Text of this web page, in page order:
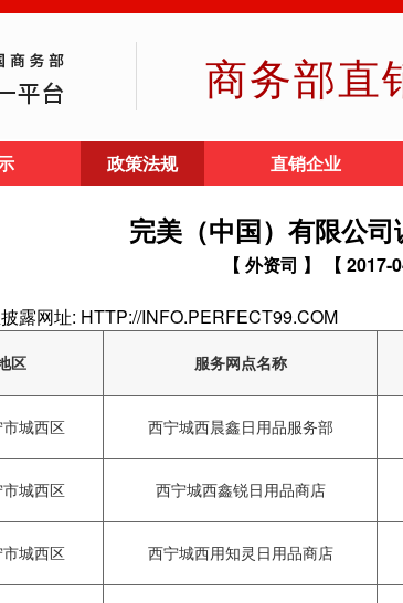
商务部直
政策法规 直销企业
完美（中国）有限公
【 外资司 】 【 2017-
露网址: HTTP://INFO.PERFECT99.COM
区 服务网点名称
城西区 西宁城西晨鑫日用品服务部
城西区 西宁城西鑫锐日用品商店
城西区 西宁城西用知灵日用品商店